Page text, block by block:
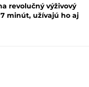
revolučný výživový
minút, užívajú ho aj